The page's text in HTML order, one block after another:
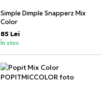
Simple Dimple Snapperz Mix
Color
85 Lei
În stoc